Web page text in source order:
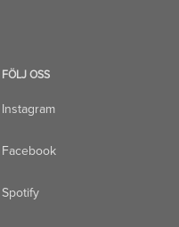
FÖLJ OSS
Instagram
Facebook
Spotify